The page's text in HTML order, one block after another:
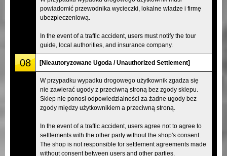
powiadomić przewodnika wycieczki, lokalne władze i firmę
ubezpieczeniową.
In the event of a traffic accident, users must notify the tour
guide, local authorities, and insurance company.
08 [Nieautoryzowane Ugoda / Unauthorized Settlement]
W przypadku wypadku drogowego użytkownik zgadza się
nie zawierać ugody z przeciwną stroną bez zgody sklepu.
Sklep nie ponosi odpowiedzialności za żadne ugody bez
zgody między użytkownikiem a przeciwną stroną.
In the event of a traffic accident, users agree not to agree to
settlements with the other party without the shop's consent.
The shop is not responsible for settlement agreements made
without consent between users and other parties.